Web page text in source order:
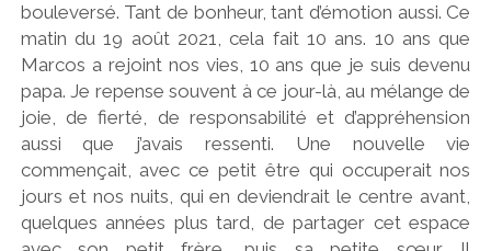
bouleversé. Tant de bonheur, tant d’émotion aussi. Ce
matin du 19 août 2021, cela fait 10 ans. 10 ans que
Marcos a rejoint nos vies, 10 ans que je suis devenu
papa. Je repense souvent à ce jour-là, au mélange de
joie, de fierté, de responsabilité et d’appréhension
aussi que j’avais ressenti. Une nouvelle vie
commençait, avec ce petit être qui occuperait nos
jours et nos nuits, qui en deviendrait le centre avant,
quelques années plus tard, de partager cet espace